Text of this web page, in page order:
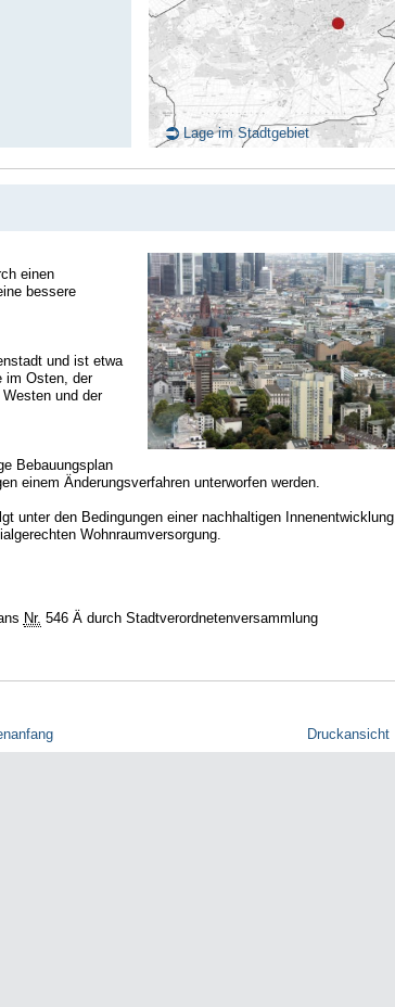
Lage im Stadtgebiet
einen
bessere
und ist etwa
im Osten, der
und der
Bebauungsplan
einem Änderungsverfahren unterworfen werden.
unter den Bedingungen einer nachhaltigen Innenentwicklung,
Wohnraumversorgung.
Nr. 546 Ä durch Stadtverordnetenversammlung
Druckansicht